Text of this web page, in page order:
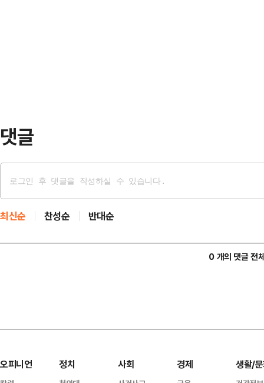
댓글
최신순 찬성순 반대순
0 개의 댓글 전
오피니언 정치 사회 경제 생활/